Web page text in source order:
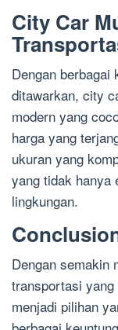
City Car
Dengan berbagai
ditawarkan, city
modern yang
harga yang
ukuran yang
yang tidak hanya
lingkungan.
Dengan semakin
transportasi
menjadi pilihan